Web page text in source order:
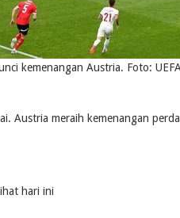
kemenangan Austria. Foto:
Austria meraih kemenangan
hari ini